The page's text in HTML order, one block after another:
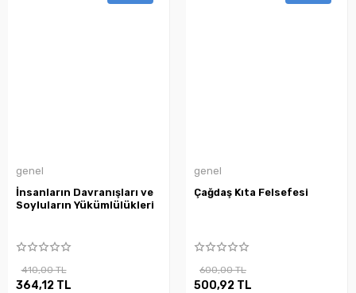
genel
İnsanların Davranışları ve
Soyluların Yükümlülükleri
410,00 TL
364,12 TL
genel
Çağdaş Kıta Felsefesi
600,00 TL
500,92 TL